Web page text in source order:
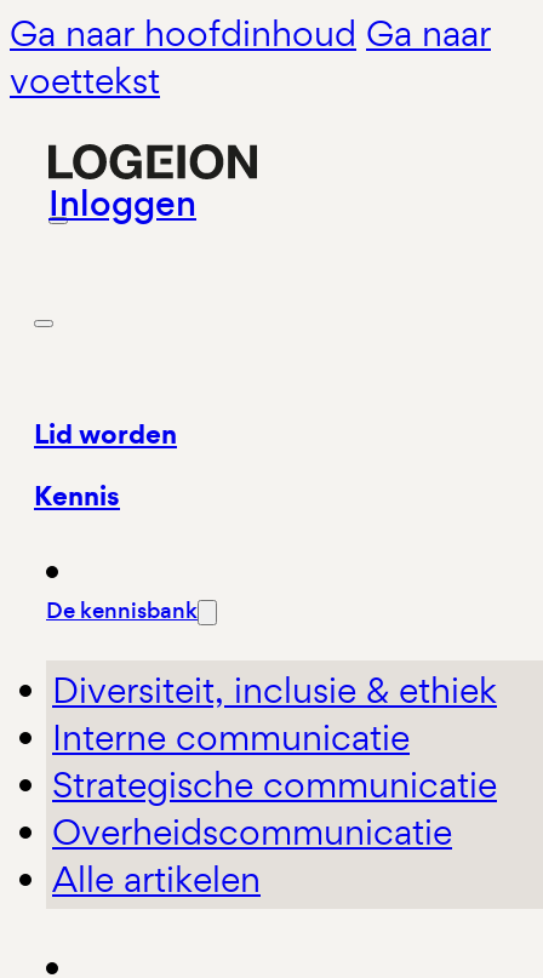
Ga naar hoofdinhoud Ga naar
voettekst
Inloggen
Lid worden
Kennis
De kennisbank
Diversiteit, inclusie & ethiek
Interne communicatie
Strategische communicatie
Overheidscommunicatie
Alle artikelen